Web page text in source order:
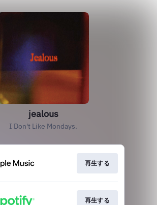
jealous
I Don't Like Mondays.
再生する
再生する